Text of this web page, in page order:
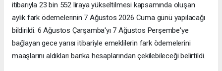
itibarıyla 23 bin 552 liraya yükseltilmesi kapsamında oluşan
aylık fark ödemelerinin 7 Ağustos 2026 Cuma günü yapılacağı
bildirildi. 6 Ağustos Çarşamba'yı 7 Ağustos Perşembe'ye
bağlayan gece yarısı itibariyle emeklilerin fark ödemelerini
maaşlarını aldıkları banka hesaplarından çekilebileceği belirtildi.